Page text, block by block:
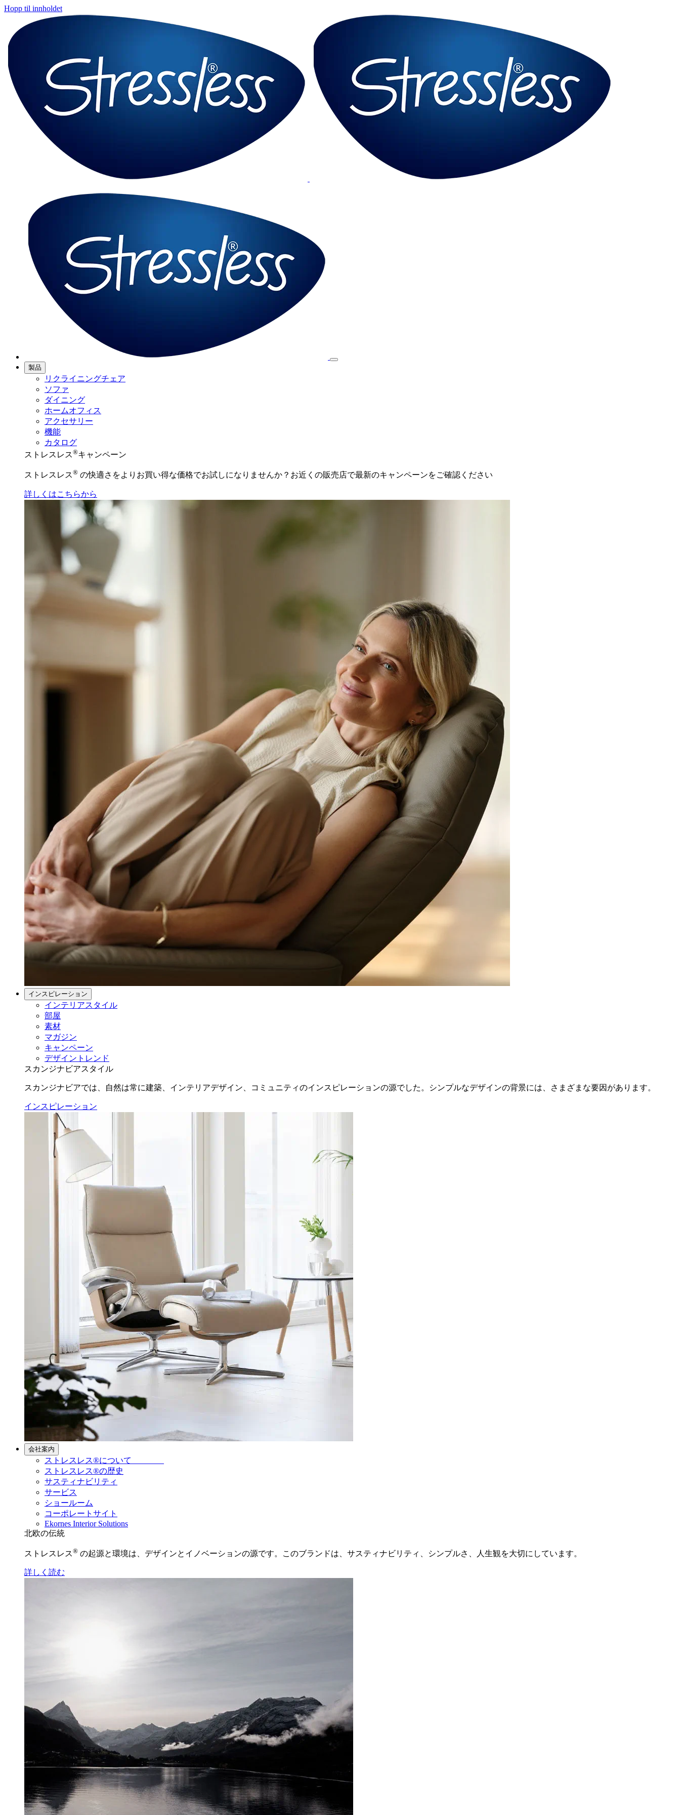
Hopp til innholdet
製品
リクライニングチェア
ソファ
ダイニング
ホームオフィス
アクセサリー
機能
カタログ
ストレスレス®キャンペーン
ストレスレス® の快適さをよりお買い得な価格でお試しになりませんか？お近くの販売店で最新のキャンペーンをご確認ください
詳しくはこちらから
インスピレーション
インテリアスタイル
部屋
素材
マガジン
キャンペーン
デザイントレンド
スカンジナビアスタイル
スカンジナビアでは、自然は常に建築、インテリアデザイン、コミュニティのインスピレーションの源でした。シンプルなデザインの背景には、さまざまな要因があります。
インスピレーション
会社案内
ストレスレス®について
ストレスレス®の歴史
サスティナビリティ
サービス
ショールーム
コーポレートサイト
Ekornes Interior Solutions
北欧の伝統
ストレスレス® の起源と環境は、デザインとイノベーションの源です。このブランドは、サスティナビリティ、シンプルさ、人生観を大切にしています。
詳しく読む